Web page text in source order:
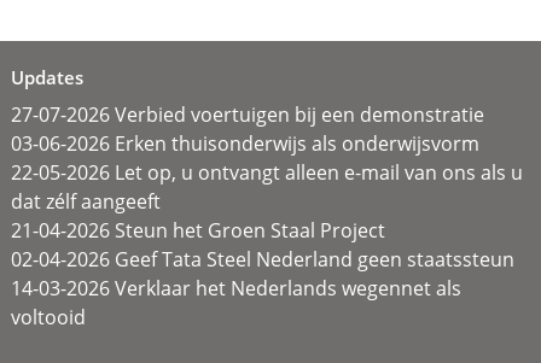
Updates
27-07-2026 Verbied voertuigen bij een demonstratie
03-06-2026 Erken thuisonderwijs als onderwijsvorm
22-05-2026 Let op, u ontvangt alleen e-mail van ons als u
dat zélf aangeeft
21-04-2026 Steun het Groen Staal Project
02-04-2026 Geef Tata Steel Nederland geen staatssteun
14-03-2026 Verklaar het Nederlands wegennet als
voltooid